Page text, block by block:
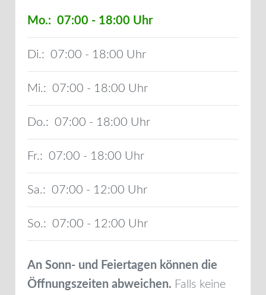
Mo.: 07:00 - 18:00
Di.: 07:00 - 18:00
Mi.: 07:00 - 18:00
Do.: 07:00 - 18:00
Fr.: 07:00 - 18:00
Sa.: 07:00 - 12:00
So.: 07:00 - 12:00
An Sonn- und Feiertagen können die
Öffnungszeiten abweichen. Falls keine